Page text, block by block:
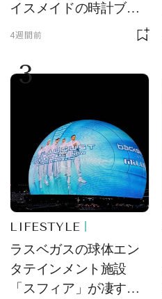
イスメイドの時計ブラ
ンド【フレデリック・
をレビュー。【それい
け！ 良品ハンター】
4週間前
3
LIFESTYLE
ラスベガスの球体エン
タテインメント施設
「スフィア」が凄すぎ